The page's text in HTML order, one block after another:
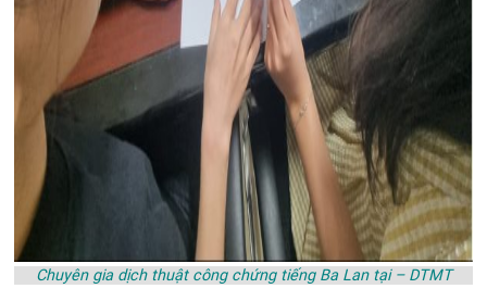
Chuyên gia dịch thuật công chứng tiếng Ba Lan tại – DTMT